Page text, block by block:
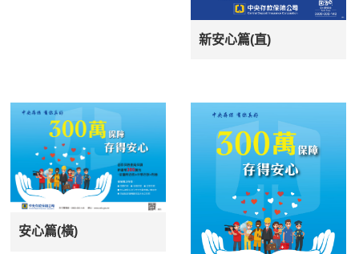
新安心篇(直)
安心篇(橫)